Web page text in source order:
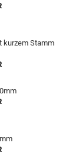
kurzem Stamm